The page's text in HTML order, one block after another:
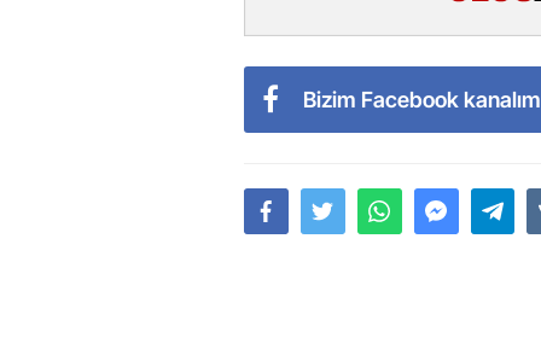
Bizim Facebook